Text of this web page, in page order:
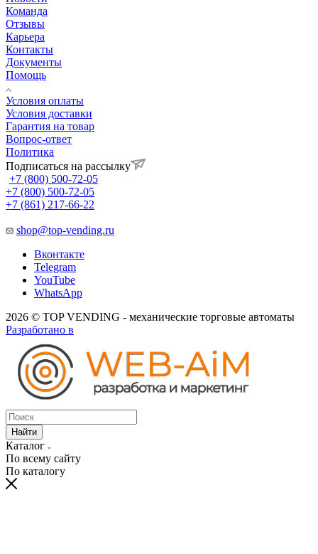
Команда
Отзывы
Карьера
Контакты
Документы
Помощь
Условия оплаты
Условия доставки
Гарантия на товар
Вопрос-ответ
Политика
Подписаться на рассылку
+7 (800) 500-72-05
+7 (800) 500-72-05
+7 (861) 217-66-22
shop@top-vending.ru
Вконтакте
Telegram
YouTube
WhatsApp
2026 © TOP VENDING - механические торговые автоматы
Разработано в
Найти
Каталог
По всему сайту
По каталогу